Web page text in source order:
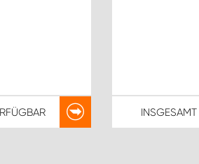
INSGESAMT